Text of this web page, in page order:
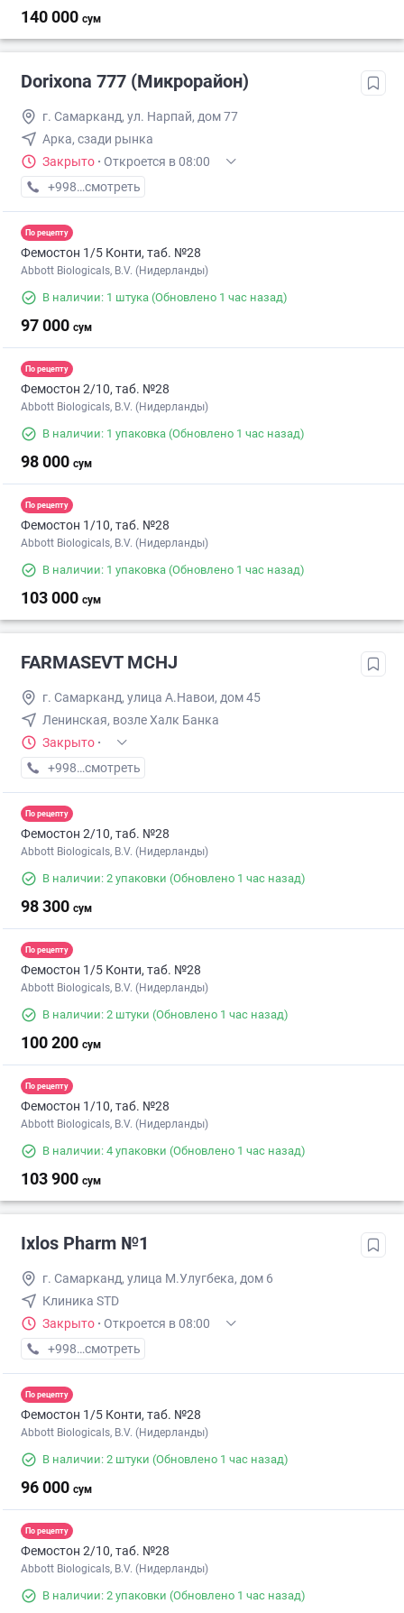
140 000 сум
Dorixona 777 (Микрорайон)
г. Самарканд, ул. Нарпай, дом 77
Арка, сзади рынка
Закрыто · Откроется в 08:00
+998 (90) XXX-XX-XX
смотреть
По рецепту
Фемостон 1/5 Конти, таб. №28
Abbott Biologicals, B.V. (Нидерланды)
В наличии: 1 штука (Обновлено 1 час назад)
97 000 сум
По рецепту
Фемостон 2/10, таб. №28
Abbott Biologicals, B.V. (Нидерланды)
В наличии: 1 упаковка (Обновлено 1 час назад)
98 000 сум
По рецепту
Фемостон 1/10, таб. №28
Abbott Biologicals, B.V. (Нидерланды)
В наличии: 1 упаковка (Обновлено 1 час назад)
103 000 сум
FARMASEVT MCHJ
г. Самарканд, улица А.Навои, дом 45
Ленинская, возле Халк Банка
Закрыто ·
+998 (66) XXX-XX-XX
смотреть
По рецепту
Фемостон 2/10, таб. №28
Abbott Biologicals, B.V. (Нидерланды)
В наличии: 2 упаковки (Обновлено 1 час назад)
98 300 сум
По рецепту
Фемостон 1/5 Конти, таб. №28
Abbott Biologicals, B.V. (Нидерланды)
В наличии: 2 штуки (Обновлено 1 час назад)
100 200 сум
По рецепту
Фемостон 1/10, таб. №28
Abbott Biologicals, B.V. (Нидерланды)
В наличии: 4 упаковки (Обновлено 1 час назад)
103 900 сум
Ixlos Pharm №1
г. Самарканд, улица М.Улугбека, дом 6
Клиника STD
Закрыто · Откроется в 08:00
+998 (95) XXX-XX-XX
смотреть
По рецепту
Фемостон 1/5 Конти, таб. №28
Abbott Biologicals, B.V. (Нидерланды)
В наличии: 2 штуки (Обновлено 1 час назад)
96 000 сум
По рецепту
Фемостон 2/10, таб. №28
Abbott Biologicals, B.V. (Нидерланды)
В наличии: 2 упаковки (Обновлено 1 час назад)